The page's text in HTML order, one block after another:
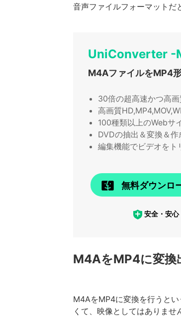
音声ファイルフォーマットだ
UniConverter -
M4AファイルをMP4
30倍の超高速かつ高
高画質
100種類以上のWebサ
DVDの抽出＆変換＆
編集機能でビデオをト
無料ダウンロ
安全・安
M4AをMP4に変換
M4AをMP4に変換を行うと
くて、映像としてはありま